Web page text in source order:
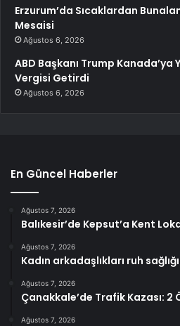
Erzurum’da Sıcaklardan
Mesaisi
Ağustos 6, 2026
ABD Başkanı Trump Kanada’ya
Vergisi Getirdi
Ağustos 6, 2026
En Güncel Haberler
Ağustos 7, 2026
Balıkesir’de Kepsut’a Kent
Ağustos 7, 2026
Kadın arkadaşlıkları ruh
Ağustos 7, 2026
Çanakkale’de Trafik Kazası: 2
Ağustos 7, 2026